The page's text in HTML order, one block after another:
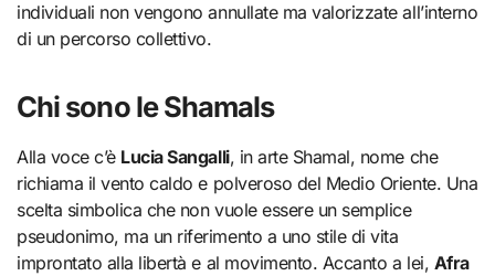
individuali non vengono annullate ma valorizzate all’interno
di un percorso collettivo.
Chi sono le Shamals
Alla voce c’è Lucia Sangalli, in arte Shamal, nome che
richiama il vento caldo e polveroso del Medio Oriente. Una
scelta simbolica che non vuole essere un semplice
pseudonimo, ma un riferimento a uno stile di vita
improntato alla libertà e al movimento. Accanto a lei, Afra